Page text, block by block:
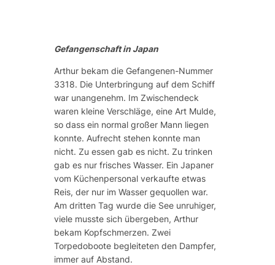
Gefangenschaft in Japan
Arthur bekam die Gefangenen-Nummer
3318. Die Unterbringung auf dem Schiff
war unangenehm. Im Zwischendeck
waren kleine Verschläge, eine Art Mulde,
so dass ein normal großer Mann liegen
konnte. Aufrecht stehen konnte man
nicht. Zu essen gab es nicht. Zu trinken
gab es nur frisches Wasser. Ein Japaner
vom Küchenpersonal verkaufte etwas
Reis, der nur im Wasser gequollen war.
Am dritten Tag wurde die See unruhiger,
viele musste sich übergeben, Arthur
bekam Kopfschmerzen. Zwei
Torpedoboote begleiteten den Dampfer,
immer auf Abstand.